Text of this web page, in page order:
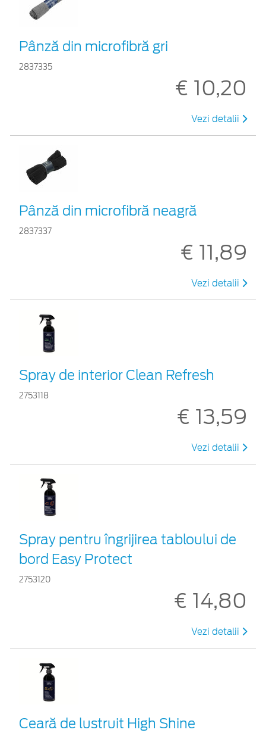
Pânză din microfibră gri
2837335
€ 10,20
Vezi detalii
Pânză din microfibră neagră
2837337
€ 11,89
Vezi detalii
Spray de interior Clean Refresh
2753118
€ 13,59
Vezi detalii
Spray pentru îngrijirea tabloului de
bord Easy Protect
2753120
€ 14,80
Vezi detalii
Ceară de lustruit High Shine